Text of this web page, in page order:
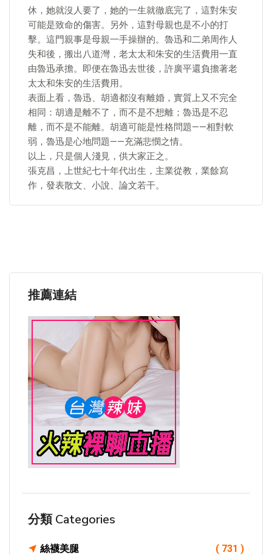
休，她就沒人要了，她的一生就徹底完了，這對朱安
可能是致命的傷害。另外，這對母親也是不小的打
擊。這門親事是母親一手操辦的。魯迅和二弟周作人
失和後，搬出八道灣，老太太和朱安的生活費用一直
由魯迅承擔。即便在魯迅去世後，許廣平還負擔著老
太太和朱安的生活費用。
表面上看，魯迅、胡適都沒有離婚，實質上又不完全
相同：胡適是離不了，而不是不想離；魯迅是不忍
離，而不是不能離。胡適可能是性格問題——相對軟
弱，魯迅是心地問題——充滿悲憫之情。
以上，只是個人淺見，供大家正之。
張克昌，上世紀七十年代出生，主業從教，業餘寫
作，發表散文、小說、論文若干。
推薦連結
分類 Categories
絲襪美腿 ( 731 )